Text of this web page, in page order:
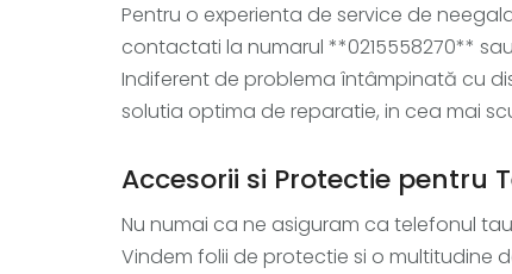
Pentru o experienta de service de
contactati la numarul **0215558270**
Indiferent de problema întâmpinată cu
solutia optima de reparatie, in cea mai
Accesorii si Protectie pentru
Nu numai ca ne asiguram ca telefonul
Vindem folii de protectie si o multitudine